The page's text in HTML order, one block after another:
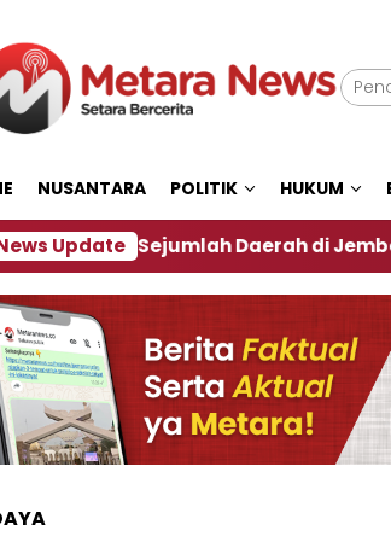
NUSANTARA POLITIK HUKUM
Update
Sejumlah Daerah di Jember Alami